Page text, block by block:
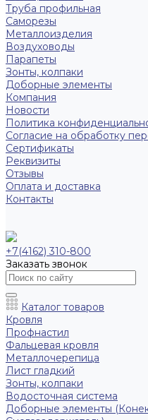
Труба профильная
Саморезы
Металлоизделия
Воздуховоды
Парапеты
Зонты, колпаки
Доборные элементы
Компания
Новости
Политика
Согласие на обработку
Сертификаты
Реквизиты
Отзывы
Оплата и доставка
Контакты
+7(4162) 310-800
Заказать звонок
Каталог товаров
Кровля
Профнастил
Фальцевая кровля
Металлочерепица
Лист гладкий
Зонты, колпаки
Водосточная система
Доборные элементы